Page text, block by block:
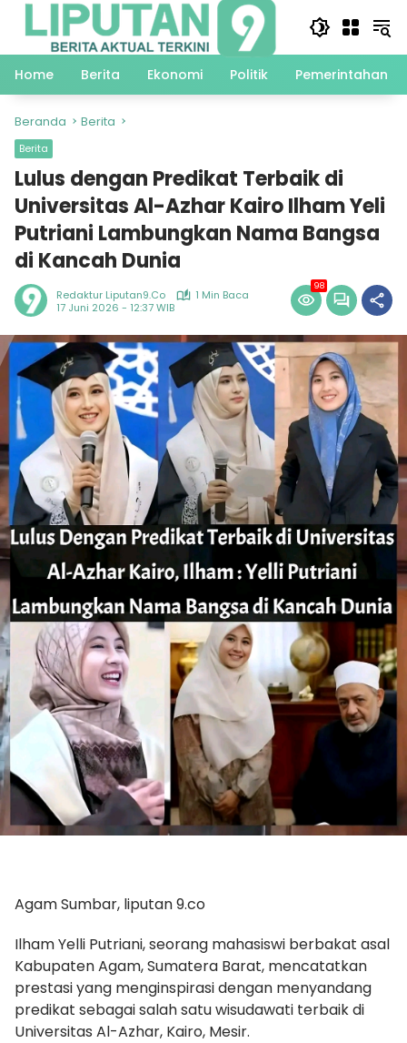
Langsung
Home
Berita Ekonomi Politik Pemerintahan
Beranda Berita
Berita
Lulus dengan Predikat Terbaik di
Universitas Al-Azhar Kairo Ilham Yeli
Putriani Lambungkan Nama Bangsa
di Kancah Dunia
Redaktur Liputan9.co
1 Min Baca
17 Juni 2026 - 12:37 WIB
98
Agam Sumbar, liputan 9.co
Ilham Yelli Putriani, seorang mahasiswi berbakat asal
Kabupaten Agam, Sumatera Barat, mencatatkan
prestasi yang menginspirasi dengan menyandang
predikat sebagai salah satu wisudawati terbaik di
Universitas Al-Azhar, Kairo, Mesir.